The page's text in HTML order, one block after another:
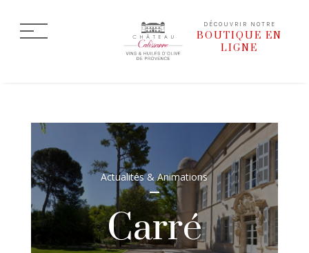
DÉCOUVRIR NOTRE
BOUTIQUE EN
LIGNE
Actualités & Animations
Carré